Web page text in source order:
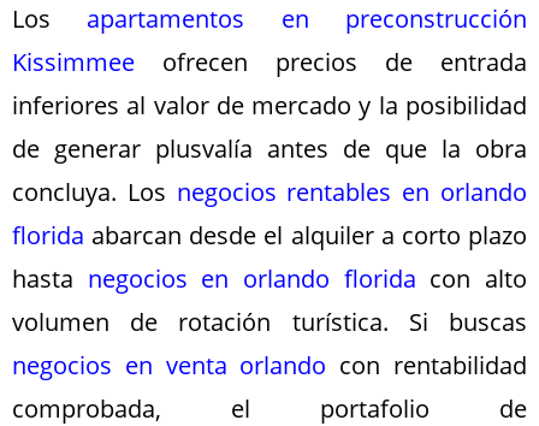
Los apartamentos en preconstrucción
Kissimmee ofrecen precios de entrada
inferiores al valor de mercado y la posibilidad
de generar plusvalía antes de que la obra
concluya. Los negocios rentables en orlando
florida abarcan desde el alquiler a corto plazo
hasta negocios en orlando florida con alto
volumen de rotación turística. Si buscas
negocios en venta orlando con rentabilidad
comprobada, el portafolio de